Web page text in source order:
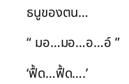
ธนูของตน…
“ มอ…มอ…อ…อ์ ”
‘ฟื้ด…ฟื้ด….’